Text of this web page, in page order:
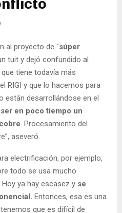
al proyecto de "súper
tuit y dejó confundido al
tiene todavía más
RIGI y que lo hacemos para
están desarrollándose en el
en poco tiempo un
. Procesamiento del
aseveró.
electrificación, por ejemplo,
todo se usa mucho
Hoy ya hay escasez y se
Entonces, esa es una
que es difícil de